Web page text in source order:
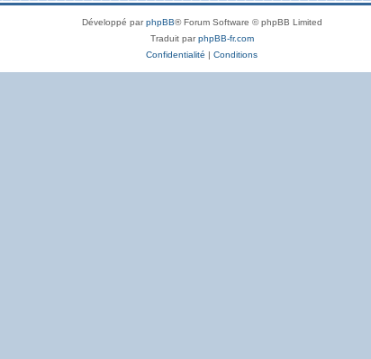
Développé parphpBB® Forum Software © phpBB Limited
Traduit parphpBB-fr.com
Confidentialité | Conditions